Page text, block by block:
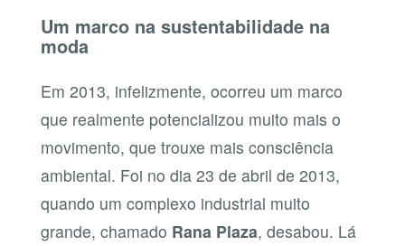
Um marco na sustentabilidade na
moda
Em 2013, infelizmente, ocorreu um marco
que realmente potencializou muito mais o
movimento, que trouxe mais consciência
ambiental. Foi no dia 23 de abril de 2013,
quando um complexo industrial muito
grande, chamado Rana Plaza, desabou. Lá